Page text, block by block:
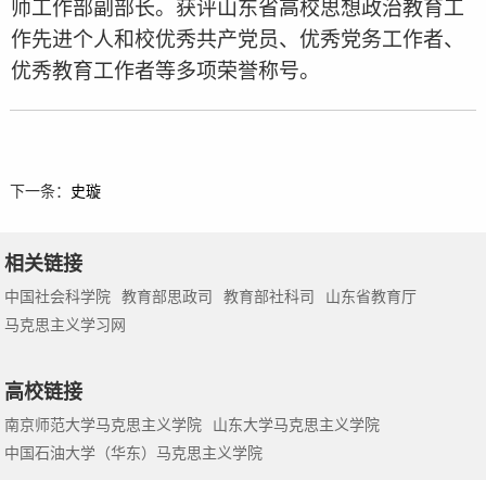
师工作部副部长。获评山东省高校思想政治教育工
作先进个人和校优秀共产党员、优秀党务工作者、
优秀教育工作者等多项荣誉称号。
下一条： 史璇
相关链接
中国社会科学院 教育部思政司 教育部社科司
山东省教育厅
马克思主义学习网
高校链接
南京师范大学马克思主义学院
山东大学马克思主义学院
中国石油大学（华东）马克思主义学院